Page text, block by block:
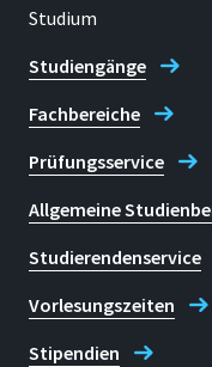
Studium
Studiengänge
Fachbereiche
Prüfungsservice
Allgemeine
Studierendenservice
Vorlesungszeiten
Stipendien